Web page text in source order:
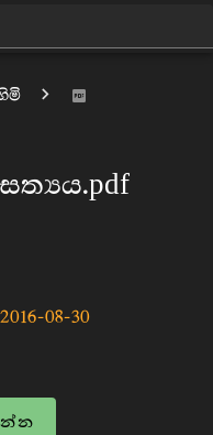
2016-08-30